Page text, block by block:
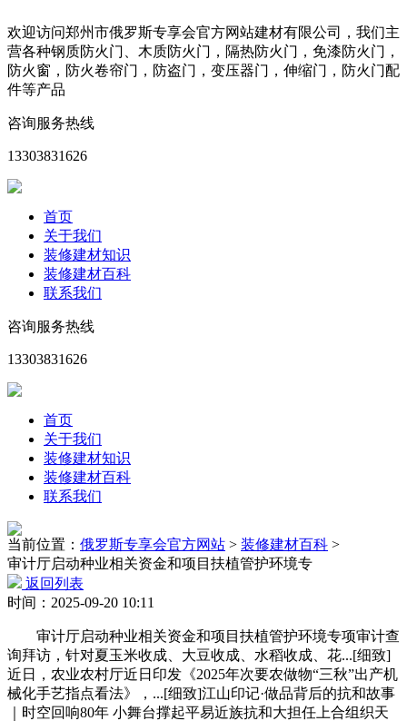
欢迎访问郑州市俄罗斯专享会官方网站建材有限公司，我们主
营各种钢质防火门、木质防火门，隔热防火门，免漆防火门，
防火窗，防火卷帘门，防盗门，变压器门，伸缩门，防火门配
件等产品
咨询服务热线
13303831626
首页
关于我们
装修建材知识
装修建材百科
联系我们
咨询服务热线
13303831626
首页
关于我们
装修建材知识
装修建材百科
联系我们
当前位置： 俄罗斯专享会官方网站 > 装修建材百科 >
审计厅启动种业相关资金和项目扶植管护环境专
返回列表
时间：2025-09-20 10:11
审计厅启动种业相关资金和项目扶植管护环境专项审计查
询拜访，针对夏玉米收成、大豆收成、水稻收成、花...[细致]
近日，农业农村厅近日印发《2025年次要农做物“三秋”出产机
械化手艺指点看法》，...[细致]江山印记·做品背后的抗和故事
｜时空回响80年 小舞台撑起平易近族抗和大担任上合组织天